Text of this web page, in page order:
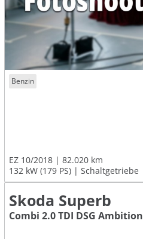
Benzin
EZ 10/2018
82.020 km
132 kW (179 PS)
Schaltgetriebe
Skoda Superb
Combi 2.0 TDI DSG Ambition